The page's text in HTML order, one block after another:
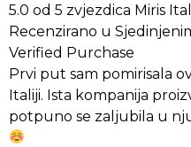
5.0 od 5 zvjezdica Miris
Recenzirano u
Verified Purchase
Prvi put sam pomirisala
Italiji. Ista kompanija
potpuno se zaljubila u